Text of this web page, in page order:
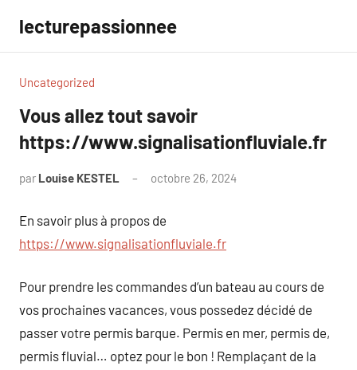
contenu
lecturepassionnee
Uncategorized
Vous allez tout savoir
https://www.signalisationfluviale.fr
par Louise KESTEL octobre 26, 2024
En savoir plus à propos de
https://www.signalisationfluviale.fr
Pour prendre les commandes d’un bateau au cours de
vos prochaines vacances, vous possedez décidé de
passer votre permis barque. Permis en mer, permis de,
permis fluvial… optez pour le bon ! Remplaçant de la